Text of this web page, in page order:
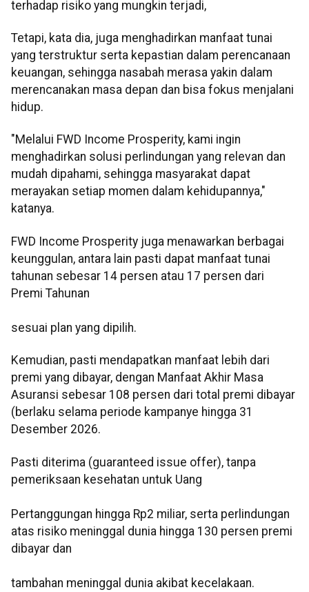
terhadap risiko yang mungkin terjadi,
Tetapi, kata dia, juga menghadirkan manfaat tunai
yang terstruktur serta kepastian dalam perencanaan
keuangan, sehingga nasabah merasa yakin dalam
merencanakan masa depan dan bisa fokus menjalani
hidup.
"Melalui FWD Income Prosperity, kami ingin
menghadirkan solusi perlindungan yang relevan dan
mudah dipahami, sehingga masyarakat dapat
merayakan setiap momen dalam kehidupannya,"
katanya.
FWD Income Prosperity juga menawarkan berbagai
keunggulan, antara lain pasti dapat manfaat tunai
tahunan sebesar 14 persen atau 17 persen dari
Premi Tahunan
sesuai plan yang dipilih.
Kemudian, pasti mendapatkan manfaat lebih dari
premi yang dibayar, dengan Manfaat Akhir Masa
Asuransi sebesar 108 persen dari total premi dibayar
(berlaku selama periode kampanye hingga 31
Desember 2026.
Pasti diterima (guaranteed issue offer), tanpa
pemeriksaan kesehatan untuk Uang
Pertanggungan hingga Rp2 miliar, serta perlindungan
atas risiko meninggal dunia hingga 130 persen premi
dibayar dan
tambahan meninggal dunia akibat kecelakaan.